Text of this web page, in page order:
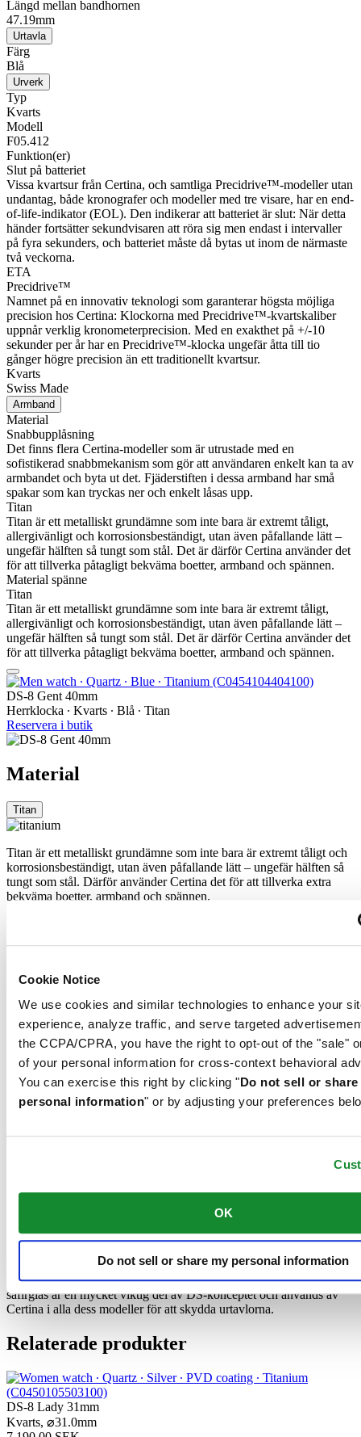
Cookie Notice
We use cookies and similar technologies to enhance your
experience, analyze traffic, and serve targeted
the CCPA/CPRA, you have the right to opt-out of the "sale"
of your personal information for cross-context behavioral
You can exercise this right by clicking "Do not sell or share
personal information" or by adjusting your preferences
OK
Do not sell or share my personal information
Längd mellan bandhornen
47.19mm
Urtavla
Färg
Blå
Urverk
Typ
Kvarts
Modell
F05.412
Funktion(er)
Slut på batteriet
Vissa kvartsur från Certina, och samtliga Precidrive™-modeller utan
undantag, både kronografer och modeller med tre visare, har en end-
of-life-indikator (EOL). Den indikerar att batteriet är slut: När detta
händer fortsätter sekundvisaren att röra sig men endast i intervaller
på fyra sekunders, och batteriet måste då bytas ut inom de närmaste
två veckorna.
ETA
Precidrive™
Namnet på en innovativ teknologi som garanterar högsta möjliga
precision hos Certina: Klockorna med Precidrive™-kvartskaliber
uppnår verklig kronometerprecision. Med en exakthet på +/-10
sekunder per år har en Precidrive™-klocka ungefär åtta till tio
gånger högre precision än ett traditionellt kvartsur.
Kvarts
Swiss Made
Armband
Material
Snabbupplåsning
Det finns flera Certina-modeller som är utrustade med en
sofistikerad snabbmekanism som gör att användaren enkelt kan ta av
armbandet och byta ut det. Fjäderstiften i dessa armband har små
spakar som kan tryckas ner och enkelt låsas upp.
Titan
Titan är ett metalliskt grundämne som inte bara är extremt tåligt,
allergivänligt och korrosionsbeständigt, utan även påfallande lätt –
ungefär hälften så tungt som stål. Det är därför Certina använder det
för att tillverka påtagligt bekväma boetter, armband och spännen.
Material spänne
Titan
Titan är ett metalliskt grundämne som inte bara är extremt tåligt,
allergivänligt och korrosionsbeständigt, utan även påfallande lätt –
ungefär hälften så tungt som stål. Det är därför Certina använder det
för att tillverka påtagligt bekväma boetter, armband och spännen.
DS-8 Gent 40mm
Herrklocka ∙ Kvarts ∙ Blå ∙ Titan
Reservera i butik
Material
Titan
Titan är ett metalliskt grundämne som inte bara är extremt tåligt och
korrosionsbeständigt, utan även påfallande lätt – ungefär hälften så
tungt som stål. Därför använder Certina det för att tillverka extra
bekväma boetter, armband och spännen.
upp till över 2 000 °C. Den safirkropp som bildas skärs med stor
precision till fina skivor som jämnas till och putsas. Safir är extremt
reptåligt, stöttåligt och mycket transparent. Det är därför som
safirglas är en mycket viktig del av DS-konceptet och används av
Certina i alla dess modeller för att skydda urtavlorna.
Titan
Safirglas
Titan är ett metalliskt grundämne som inte bara är extremt tåligt och
Safirglas tillverkas av aluminiumoxidpulver (Al2O3) som värmts
precision till fina skivor som jämnas till och putsas. Safir är extremt
reptåligt, stöttåligt och mycket transparent. Det är därför som
safirglas är en mycket viktig del av DS-konceptet och används av
Certina i alla dess modeller för att skydda urtavlorna.
Relaterade produkter
DS-8 Lady 31mm
Kvarts, ⌀31.0mm